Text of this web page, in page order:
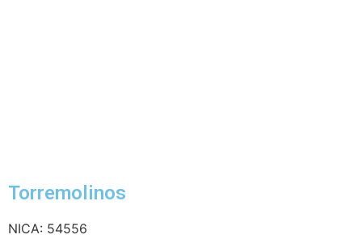
Torremolinos
NICA: 54556